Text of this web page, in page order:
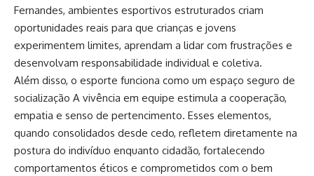
Fernandes, ambientes esportivos estruturados criam
oportunidades reais para que crianças e jovens
experimentem limites, aprendam a lidar com frustrações e
desenvolvam responsabilidade individual e coletiva.
Além disso, o esporte funciona como um espaço seguro de
socialização A vivência em equipe estimula a cooperação,
empatia e senso de pertencimento. Esses elementos,
quando consolidados desde cedo, refletem diretamente na
postura do indivíduo enquanto cidadão, fortalecendo
comportamentos éticos e comprometidos com o bem